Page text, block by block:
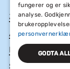
Jobb hos oss
Salgsvilkår
fungerer og er
analyse.
GODTA